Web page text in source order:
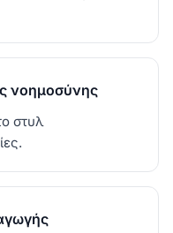
νοημοσύνης
στυλ